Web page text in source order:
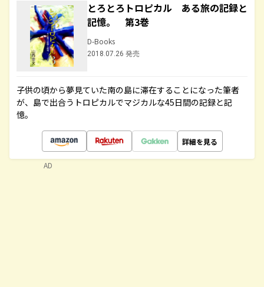
とろとろトロピカル ある旅の記録と
記憶。 第3巻
D-Books
2018.07.26 発売
子供の頃から夢見ていた南の島に滞在することになった筆者
が、島で出合うトロピカルでマジカルな45日間の記録と記
憶。
詳細を見る
AD